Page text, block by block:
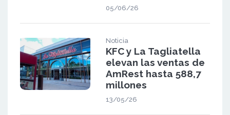
05/06/26
Noticia
KFC y La Tagliatella
elevan las ventas de
AmRest hasta 588,7
millones
13/05/26